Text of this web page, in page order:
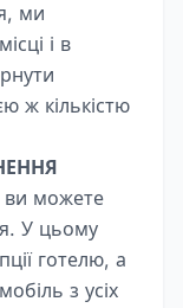
ми
і в
ж кількістю
ви можете
У цьому
готелю, а
з усіх